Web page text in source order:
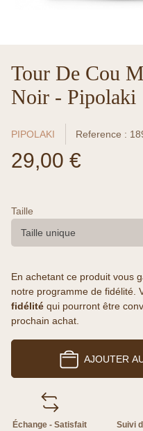
Tour De Cou
Noir - Pipolaki
PIPOLAKI Reference :
29,00 €
Taille
Taille unique
En achetant ce produit vous
notre programme de fidélité.
fidélité qui pourront être
prochain achat.
AJOUTER
Échange - Satisfait
Suivi